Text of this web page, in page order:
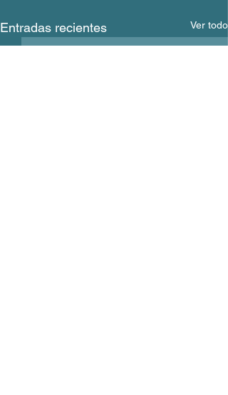
Entradas recientes Ver todo